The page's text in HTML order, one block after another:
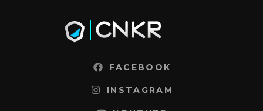
FACEBOOK
INSTAGRAM